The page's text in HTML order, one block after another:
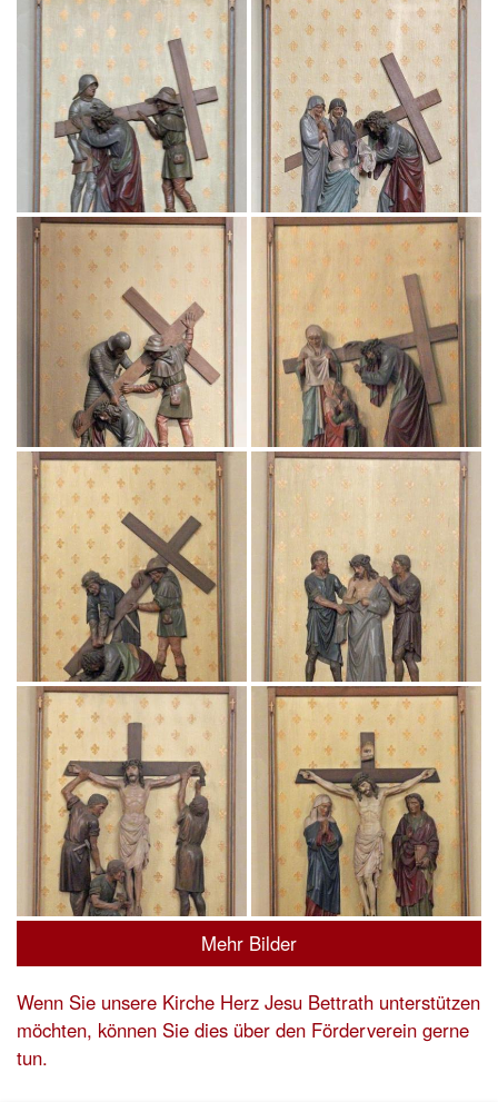
Mehr Bilder
Wenn Sie unsere Kirche Herz Jesu Bettrath unterstützen
möchten, können Sie dies über den Förderverein gerne
tun.